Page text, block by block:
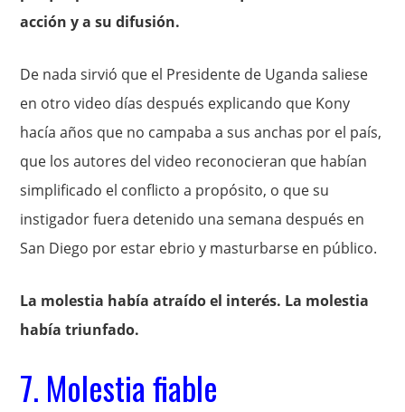
acción y a su difusión.
De nada sirvió que el Presidente de Uganda saliese
en otro video días después explicando que Kony
hacía años que no campaba a sus anchas por el país,
que los autores del video reconocieran que habían
simplificado el conflicto a propósito, o que su
instigador fuera detenido una semana después en
San Diego por estar ebrio y masturbarse en público.
La molestia había atraído el interés. La molestia
había triunfado.
7. Molestia fiable